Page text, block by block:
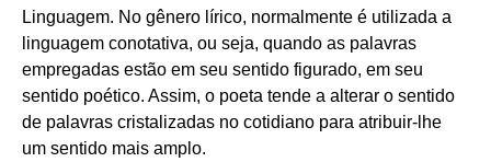
Linguagem. No gênero lírico, normalmente é utilizada a
linguagem conotativa, ou seja, quando as palavras
empregadas estão em seu sentido figurado, em seu
sentido poético. Assim, o poeta tende a alterar o sentido
de palavras cristalizadas no cotidiano para atribuir-lhe
um sentido mais amplo.